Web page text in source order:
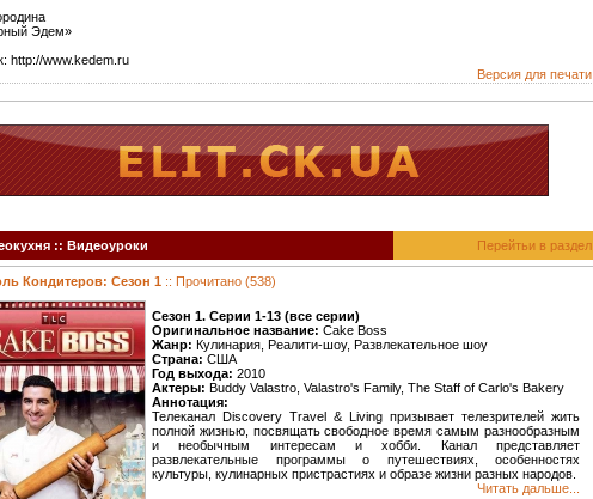
Эдем»
http://www.kedem.ru
Версия для печати
:: Видеоуроки Перейтьи в раздел
Кондитеров: Сезон 1 :: Прочитано (538)
Сезон 1. Серии 1-13 (все серии)
Оригинальное название: Cake Boss
Жанр: Кулинария, Реалити-шоу, Развлекательное шоу
Страна: США
Год выхода: 2010
Актеры: Buddy Valastro, Valastro's Family, The Staff of Carlo's Bakery
Аннотация:
Телеканал Discovery Travel & Living призывает телезрителей жить
полной жизнью, посвящать свободное время самым разнообразным
и необычным интересам и хобби. Канал представляет
развлекательные программы о путешествиях, особенностях
культуры, кулинарных пристрастиях и образе жизни разных народов.
Читать дальше...